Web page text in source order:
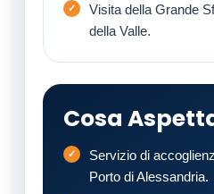
Visita della Grande
della Valle.
Cosa
Servizio di
Porto di Alessandria.